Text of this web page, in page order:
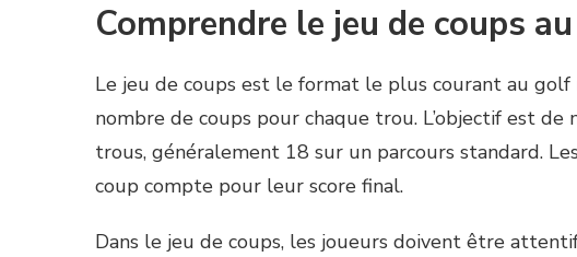
Comprendre le jeu de coups
Le jeu de coups est le format le plus courant au
nombre de coups pour chaque trou. L’objectif est
trous, généralement 18 sur un parcours standard.
coup compte pour leur score final.
Dans le jeu de coups, les joueurs doivent être